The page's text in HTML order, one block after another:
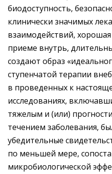
биодоступность,
клинически значимых
взаимодействий,
приеме внутрь,
создают образ
ступенчатой терапии
в проведенных к
исследованиях,
тяжелым и (или)
течением заболевания,
убедительные
по меньшей мере,
микробиологической